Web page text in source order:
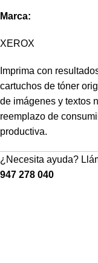
Marca:
XEROX
Imprima con
cartuchos de tóner
de imágenes y textos
reemplazo de
productiva.
¿Necesita ayuda?
947 278 040